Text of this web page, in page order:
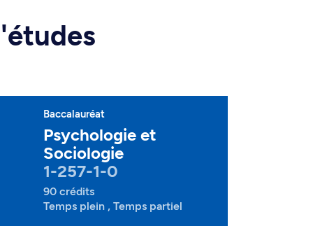
Baccalauréat
Psychologie et
Sociologie
1-257-1-0
90 crédits
Temps plein , Temps partiel